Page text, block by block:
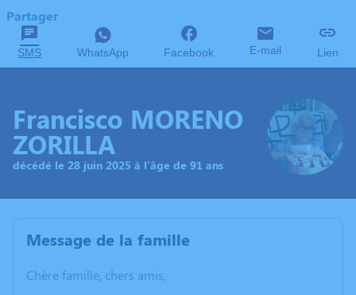
Partager
SMS WhatsApp Facebook E-mail Lien
Francisco MORENO
ZORILLA
décédé le 28 juin 2025 à l'âge de 91 ans
Message de la famille
Chère famille, chers amis,